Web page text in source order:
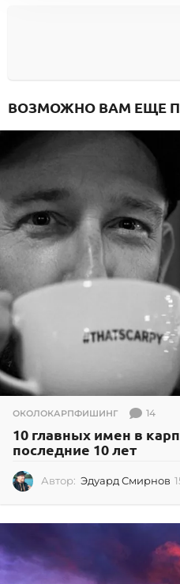
ВОЗМОЖНО ВАМ ЕЩЕ
ОКОЛОКАРПФИШИНГ 14
10 главных имен в
последние 10 лет
Автор: Эдуард Смирнов